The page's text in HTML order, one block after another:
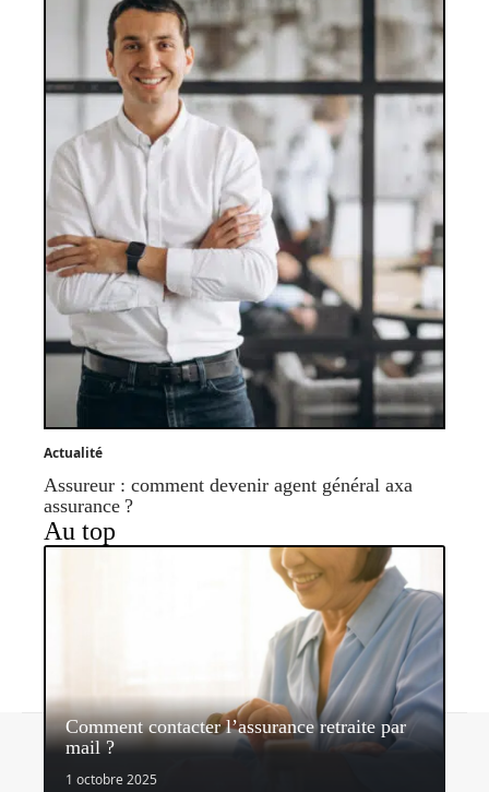
Actualité
Assureur : comment devenir agent général axa
assurance ?
Au top
Comment contacter l’assurance retraite par
mail ?
1 octobre 2025
Contact Mentions légales Sitemap